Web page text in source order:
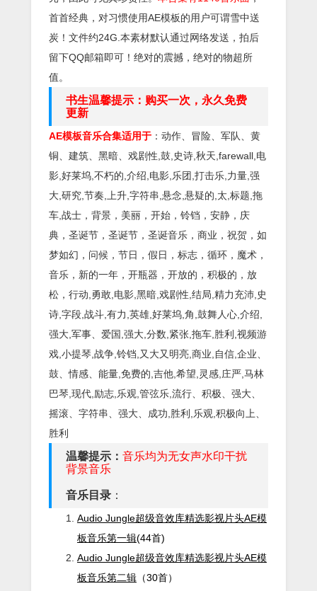
首首经典，对习惯使用AE模板的用户可谓雪中送
炭！文件约24G.本素材默认通过网络发送，拍后
留下QQ邮箱即可！绝对的震撼，绝对的物超所
值。
书生温馨提示：购买一次，永久免费
更新
AE模板音乐合集适用于 ：动作、冒险、军队、黄
铜、建筑、黑暗、戏剧性,鼓,史诗,秋天,farewall,电
影,好莱坞,不朽的,介绍,电影,乐团,打击乐,力量,强
大,研究,节奏,上升,字符串,悬念,悬疑的,太,标题,拖
车,战士，背景，美丽，开始，铃铛，安静，庆
典，圣诞节，圣诞节，圣诞音乐，商业，祝贺，如
梦如幻，问候，节日，假日，标志，循环，魔术，
音乐，新的一年，开瓶器，开放的，积极的，放
松，行动,勇敢,电影,黑暗,戏剧性,结局,精力充沛,史
诗,字段,战斗,有力,英雄,好莱坞,角,鼓舞人心,介绍,
强大,军事、爱国,强大,分数,紧张,拖车,胜利,视频游
戏,小提琴,战争,铃铛,又大又明亮,商业,自信,企业、
鼓、情感、能量,免费的,吉他,希望,灵感,庄严,马林
巴琴,现代,励志,乐观,管弦乐,流行、积极、强大、
摇滚、字符串、强大、成功,胜利,乐观,积极向上、
胜利
温馨提示： 音乐均为无女声水印干扰
背景音乐
音乐目录 ：
Audio Jungle超级音效库精选影视片头AE模
板音乐第一辑(44首)
Audio Jungle超级音效库精选影视片头AE模
板音乐第二辑 （30首）